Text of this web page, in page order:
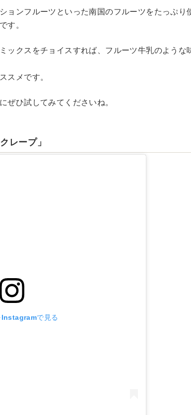
ョンフルーツといった南国のフルーツをたっぷり
す。
ックスをチョイスすれば、フルーツ牛乳のような
スメです。
ぜひ試してみてくださいね。
レープ」
Instagramで見る